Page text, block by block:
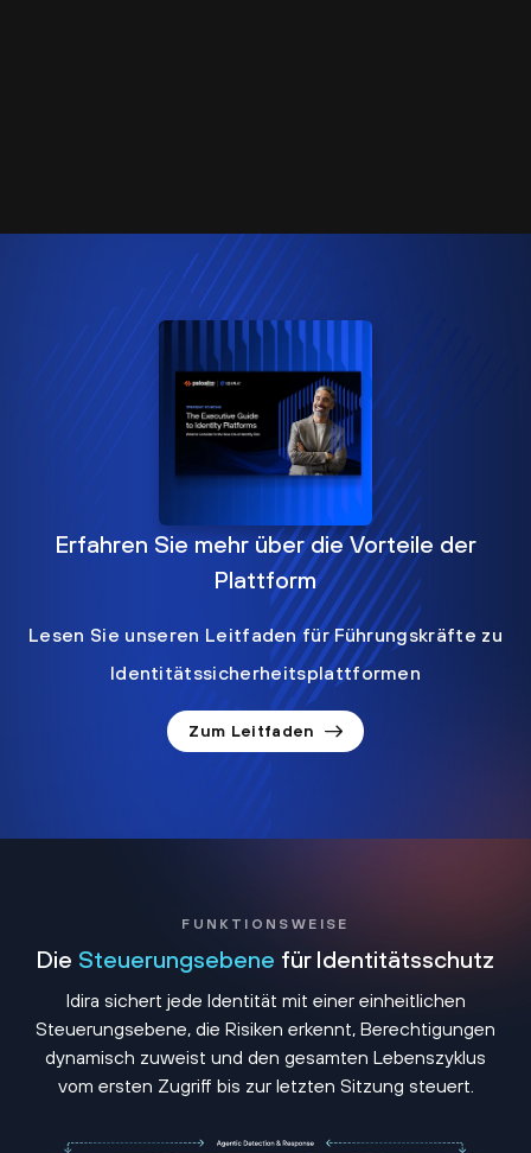
Erfahren Sie mehr über die Vorteile der
Plattform
Lesen Sie unseren Leitfaden für Führungskräfte zu
Identitätssicherheitsplattformen
Zum Leitfaden
FUNKTIONSWEISE
Die Steuerungsebene für Identitätsschutz
Idira sichert jede Identität mit einer einheitlichen
Steuerungsebene, die Risiken erkennt, Berechtigungen
dynamisch zuweist und den gesamten Lebenszyklus
vom ersten Zugriff bis zur letzten Sitzung steuert.